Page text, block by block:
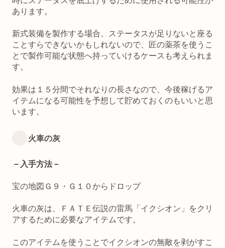
あります。
新式装備を製作する場合、ステータスが足りないと座る
ことすらできないかもしれないので、匠の薬茶を使うこ
とで製作可能な状態へ持っていけるケースも考えられま
す。
効果は１５分間でそれなりの長さなので、今後稼げるア
イテムになる可能性を予想して貯めておくのもいいと思
います。
火車の灰
－入手方法－
宝の地図Ｇ９・Ｇ１０からドロップ
火車の灰は、ＦＡＴＥ伝説の雷馬「イクシオン」をクリ
アするために必要なアイテムです。
このアイテムを使うことでイクシオンの無敵を剥がすこ